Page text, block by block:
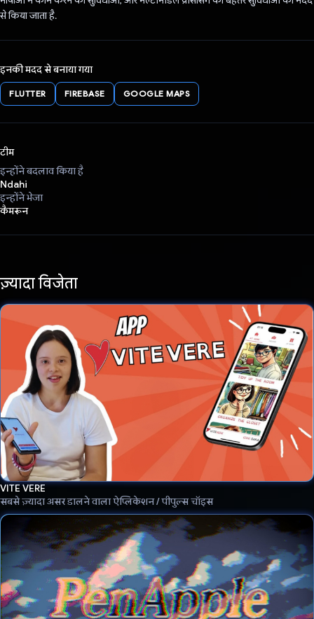
से किया जाता है.
इनकी मदद से बनाया गया
FLUTTER FIREBASE GOOGLE MAPS
टीम
इन्होंने बदलाव किया है
Ndahi
इन्होंने भेजा
कैमरून
ज़्यादा विजेता
VITE VERE
सबसे ज़्यादा असर डालने वाला ऐप्लिकेशन / पीपुल्स चॉइस